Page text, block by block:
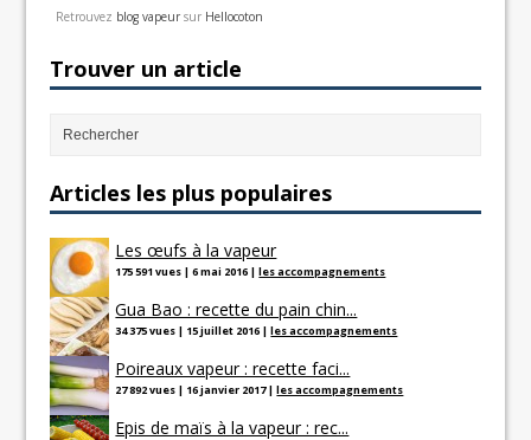
Retrouvez blog vapeur sur Hellocoton
Trouver un article
Articles les plus populaires
Les œufs à la vapeur
175 591 vues |6 mai 2016 |les accompagnements
Gua Bao : recette du pain chin...
34 375 vues | 15 juillet 2016 |les accompagnements
Poireaux vapeur : recette faci...
27 892 vues | 16 janvier 2017|les accompagnements
Epis de maïs à la vapeur : rec...